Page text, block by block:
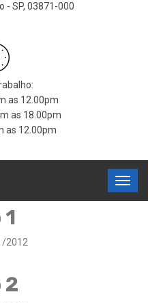
- SP, 03871-000
as 12.00pm
as 18.00pm
as 12.00pm
2012
2